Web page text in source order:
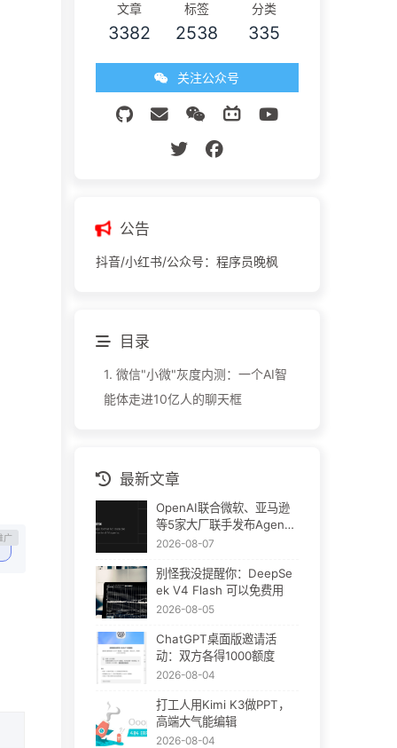
文章
3382
标签
2538
分类
335
关注公众号
公告
抖音/小红书/公众号：程序员晚枫
目录
1. 微信"小微"灰度内测：一个AI智
能体走进10亿人的聊天框
最新文章
OpenAI联合微软、亚马逊
等5家大厂联手发布Agent
Plugins：AI插件终于要统
2026-08-07
别怪我没提醒你：DeepSe
ek V4 Flash 可以免费用
2026-08-05
ChatGPT桌面版邀请活
动：双方各得1000额度
2026-08-04
打工人用Kimi K3做PPT，
高端大气能编辑
2026-08-04